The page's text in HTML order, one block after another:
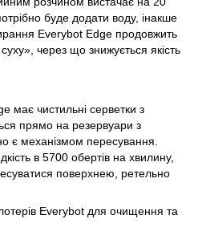
буде додати воду, інакше
Everybot Edge продовжить
через що знижується якість
має чистильні серветки з
прямо на резервуари з
є механізмом пересування.
в 5700 обертів на хвилину,
поверхнею, ретельно